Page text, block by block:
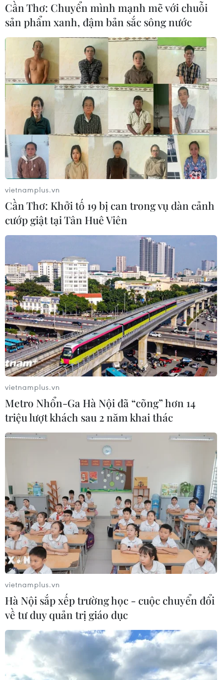
Sau 20 năm "chung sống" nhiều người dân
châu Âu vẫn “ghét” đồng euro
29/12/2021 08:34
Một người dân sống tại Đức nói rằng đồng euro là một
thảm họa, bởi với 100 mark, bạn có thể chất đầy xe đẩy
hàng của mình, nhưng hiện nay 100 euro không đủ để
Cần Thơ: Chuyển mình mạnh mẽ với chuỗi
sản phẩm xanh, đậm bản sắc sông nước
vietnamplus.vn
Cần Thơ: Khởi tố 19 bị can trong vụ dàn cảnh
cướp giật tại Tân Huê Viên
vietnamplus.vn
Metro Nhổn-Ga Hà Nội đã “cõng” hơn 14
triệu lượt khách sau 2 năm khai thác
vietnamplus.vn
Hà Nội sắp xếp trường học - cuộc chuyển đổi
về tư duy quản trị giáo dục